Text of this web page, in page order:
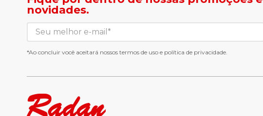
novidades.
*Ao concluir você aceitará nossos termos de uso e política de privacidade.